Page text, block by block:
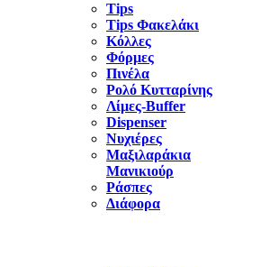
Tips
Tips Φακελάκι
Κόλλες
Φόρμες
Πινέλα
Ρολό Κυτταρίνης
Λίμες-Buffer
Dispenser
Νυχιέρες
Μαξιλαράκια
Μανικιούρ
Ράσπες
Διάφορα